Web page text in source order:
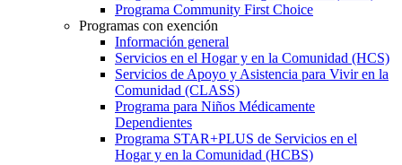
Programa Community First Choice
Programas con exención
Información general
Servicios en el Hogar y en la Comunidad (HCS)
Servicios de Apoyo y Asistencia para Vivir en la
Comunidad (CLASS)
Programa para Niños Médicamente
Dependientes
Programa STAR+PLUS de Servicios en el
Hogar y en la Comunidad (HCBS)